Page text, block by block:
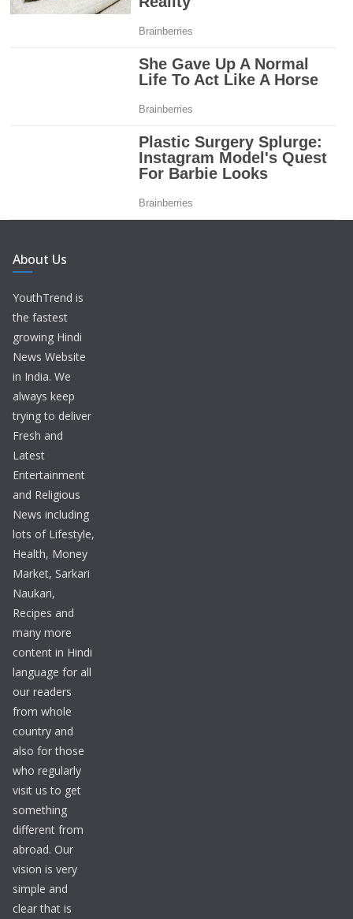
About Us
YouthTrend is
the fastest
growing Hindi
News Website
in India. We
always keep
trying to deliver
Fresh and
Latest
Entertainment
and Religious
News including
lots of Lifestyle,
Health, Money
Market, Sarkari
Naukari,
Recipes and
many more
content in Hindi
language for all
our readers
from whole
country and
also for those
who regularly
visit us to get
something
different from
abroad. Our
vision is very
simple and
clear that is